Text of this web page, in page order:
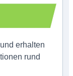
erhalten
rund